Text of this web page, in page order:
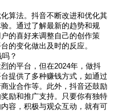
算法。抖音不断改进和优化其
。通过了解最新的趋势和规
的喜好来调整自己的创作策
的变化做出及时的反应。
？
的平台，但在2024年，做抖
提供了多种赚钱方式，如通过
业合作等。此外，抖音还鼓励
励和推广支持。只要你有独特
容，积极与观众互动，就有可